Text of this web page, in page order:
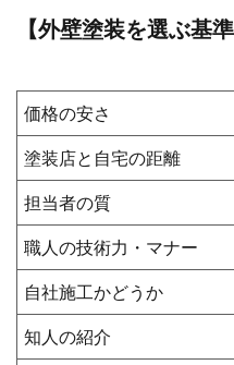
【外壁塗装を選ぶ基
価格の安さ
塗装店と自宅の距離
担当者の質
職人の技術力・マナー
自社施工かどうか
知人の紹介